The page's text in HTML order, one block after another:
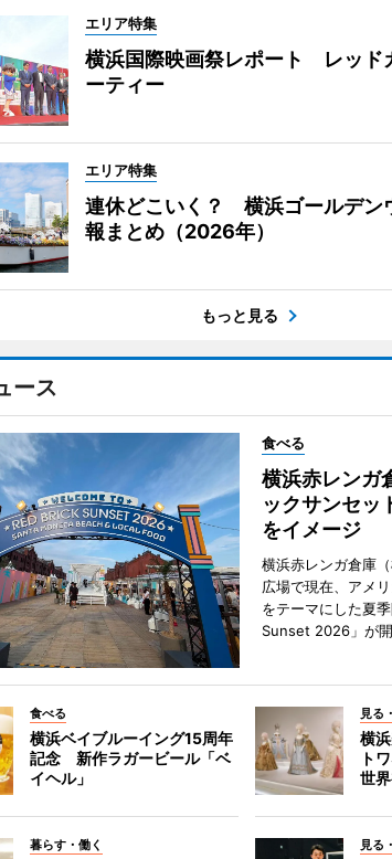
エリア特集
横浜国際映画祭レポート レッド
ーティー
エリア特集
連休どこいく？ 横浜ゴールデン
報まとめ（2026年）
もっと見る
ース
食べる
横浜赤レンガ
ックサンセ
をイメージ
横浜赤レンガ倉庫
広場で現在、アメ
をテーマにした夏
Sunset 2026」が開
食べる
横浜ベイブルーイング15周年
記念 新作ラガービール「ベ
イヘル」
見る
横
ト
世
暮らす・働く 見る